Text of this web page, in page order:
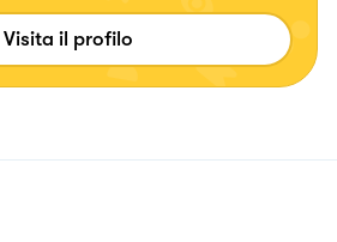
Visita il profilo